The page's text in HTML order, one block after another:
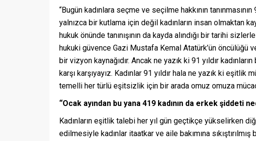
“Bugün kadınlara seçme ve seçilme hakkının
yalnızca bir kutlama için değil kadınların insan olmaktan
hukuk önünde tanınışının da kayda alındığı bir tarihi
hukuki güvence Gazi Mustafa Kemal Atatürk’ün öncülüğü
bir vizyon kaynağıdır. Ancak ne yazık ki 91 yıldır
karşı karşıyayız. Kadınlar 91 yıldır hala ne yazık ki
temelli her türlü eşitsizlik için bir arada omuz omuza
“Ocak ayından bu yana 419 kadının da erkek şiddeti
Kadınların eşitlik talebi her yıl gün geçtikçe yükselirken
edilmesiyle kadınlar itaatkar ve aile bakımına